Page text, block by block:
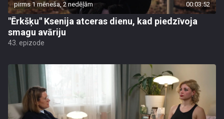
pirms 1 mēneša, 2 nedēļām 00:03:52
"Ērkšķu" Ksenija atceras dienu, kad piedzīvoja
smagu avāriju
43. epizode